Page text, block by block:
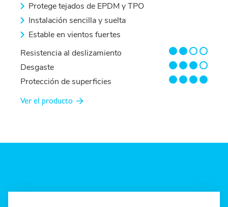
Protege tejados de EPDM y TPO
Instalación sencilla y suelta
Estable en vientos fuertes
Resistencia al deslizamiento
2/4
Desgaste
3/4
Protección de superficies
4/4
Ver el producto